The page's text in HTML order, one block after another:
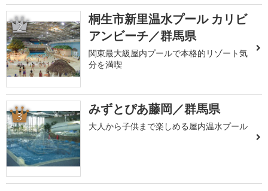
2
桐生市新里温水プール カリビ
アンビーチ／群馬県
関東最大級屋内プールで本格的リゾート気
分を満喫
3 みずとぴあ藤岡／群馬県
大人から子供まで楽しめる屋内温水プール